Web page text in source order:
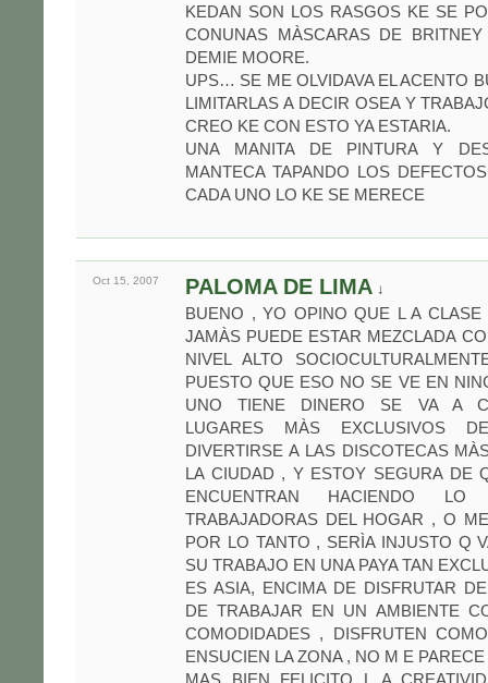
KEDAN SON LOS RASGOS KE SE
CONUNAS MÀSCARAS DE
DEMIE MOORE.
UPS… SE ME OLVIDAVA EL ACENTO
LIMITARLAS A DECIR OSEA Y
CREO KE CON ESTO YA ESTARIA.
UNA MANITA DE PINTURA Y
MANTECA TAPANDO LOS
CADA UNO LO KE SE MERECE
Oct 15, 2007 PALOMA DE LIMA ↓
BUENO , YO OPINO QUE L A CLASE
JAMÀS PUEDE ESTAR MEZCLADA
NIVEL ALTO
PUESTO QUE ESO NO SE VE EN
UNO TIENE DINERO SE VA A
LUGARES MÀS EXCLUSIVOS
DIVERTIRSE A LAS DISCOTECAS
LA CIUDAD , Y ESTOY SEGURA DE
ENCUENTRAN HACIENDO
TRABAJADORAS DEL HOGAR , O
POR LO TANTO , SERÌA INJUSTO Q
SU TRABAJO EN UNA PAYA TAN
ES ASIA, ENCIMA DE DISFRUTAR
DE TRABAJAR EN UN AMBIENTE
COMODIDADES , DISFRUTEN
ENSUCIEN LA ZONA , NO M E PARECE
MAS BIEN FELICITO L A